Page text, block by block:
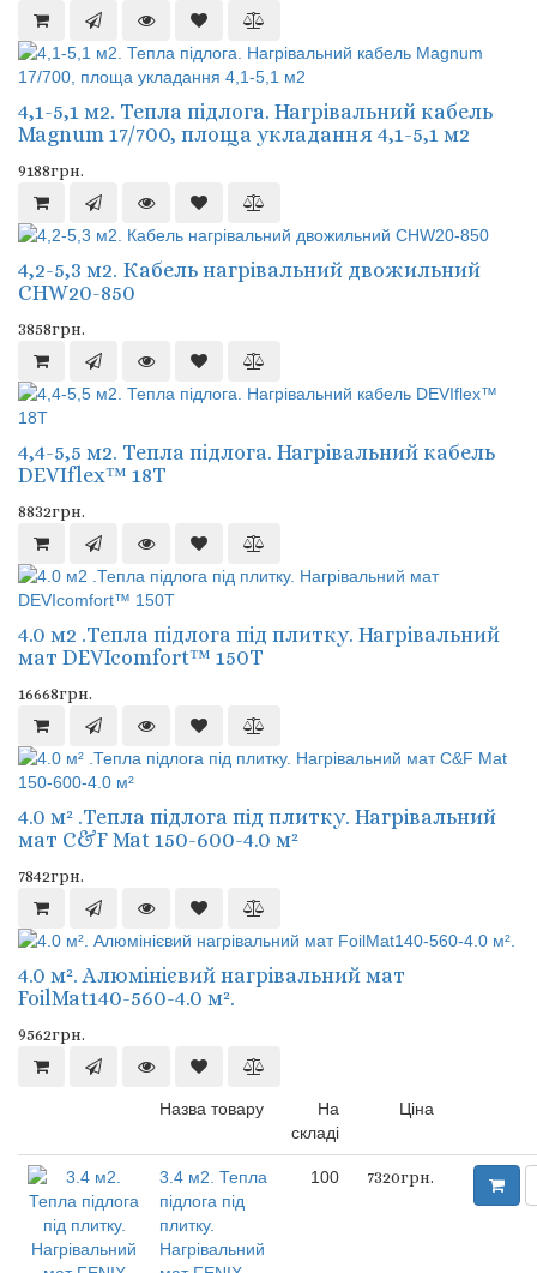
4,1-5,1 м2. Тепла підлога. Нагрівальний кабель
Magnum 17/700, площа укладання 4,1-5,1 м2
9188грн.
4,2-5,3 м2. Кабель нагрівальний двожильний
CHW20-850
3858грн.
4,4-5,5 м2. Тепла підлога. Нагрівальний кабель
DEVIflex™ 18Т
8832грн.
4.0 м2 .Тепла підлога під плитку. Нагрівальний
мат DEVIcomfort™ 150T
16668грн.
4.0 м² .Тепла підлога під плитку. Нагрівальний
мат C&F Mat 150-600-4.0 м²
7842грн.
4.0 м². Алюмінієвий нагрівальний мат
FoilMat140-560-4.0 м².
9562грн.
Назва товару
На
складі
Ціна
3.4 м2. Тепла
підлога під
плитку.
Нагрівальний
100 7320грн.